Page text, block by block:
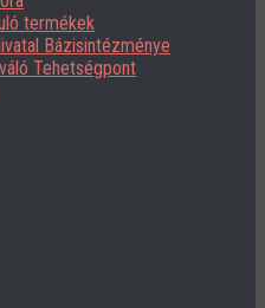
termékek
Bázisintézménye
Tehetségpont